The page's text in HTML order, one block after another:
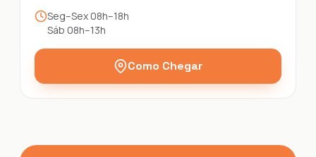
Seg–Sex 08h–18h
Sáb 08h–13h
Como Chegar